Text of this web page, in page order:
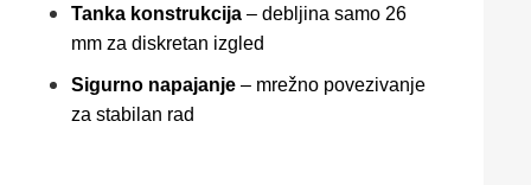
Tanka konstrukcija – debljina samo 26
mm za diskretan izgled
Sigurno napajanje – mrežno povezivanje
za stabilan rad